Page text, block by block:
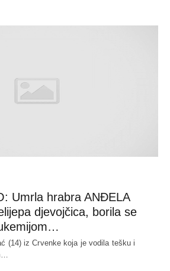
Umrla hrabra ANĐELA
djevojčica, borila se
(14) iz Crvenke koja je vodila tešku i